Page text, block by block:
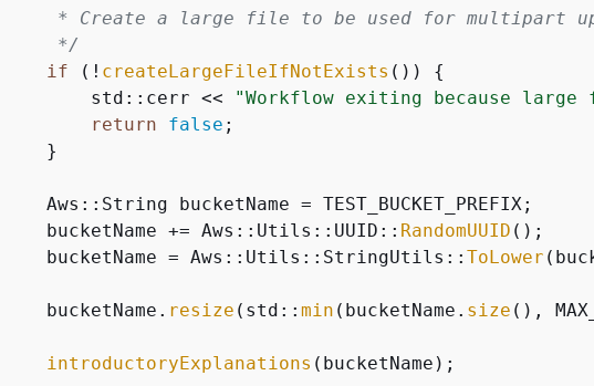
* Create a large file to be used for multipart
     */
if (! createLargeFileIfNotExists ()) {
        std::cerr <<
"Workflow exiting because
return
false ;
    }
    Aws::String bucketName = TEST_BUCKET_PREFIX;
    bucketName += Aws::Utils::UUID::
RandomUUID ();
    bucketName = Aws::Utils::StringUtils::
ToLower
    bucketName.
resize (std:: min (bucketName. size (),
introductoryExplanations (bucketName);